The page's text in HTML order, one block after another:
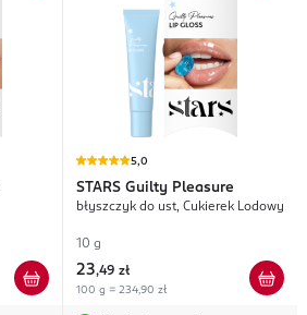
5,0
STARS Guilty Pleasure
błyszczyk do ust, Cukierek Lodowy
10 g
23,49 zł
100 g = 234,90 zł